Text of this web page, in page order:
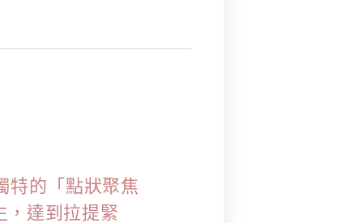
特的「點狀聚焦
，達到拉提緊